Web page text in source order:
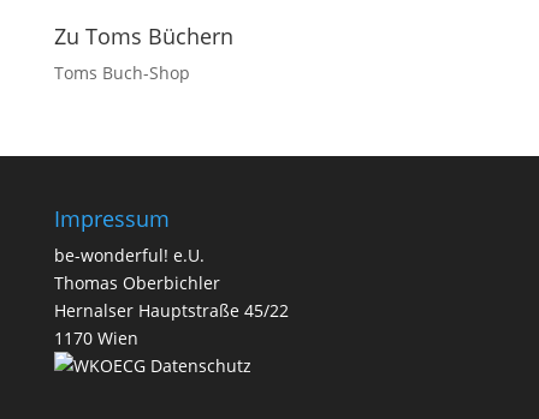
Zu Toms Büchern
Toms Buch-Shop
Impressum
be-wonderful! e.U.
Thomas Oberbichler
Hernalser Hauptstraße 45/22
1170 Wien
Datenschutz